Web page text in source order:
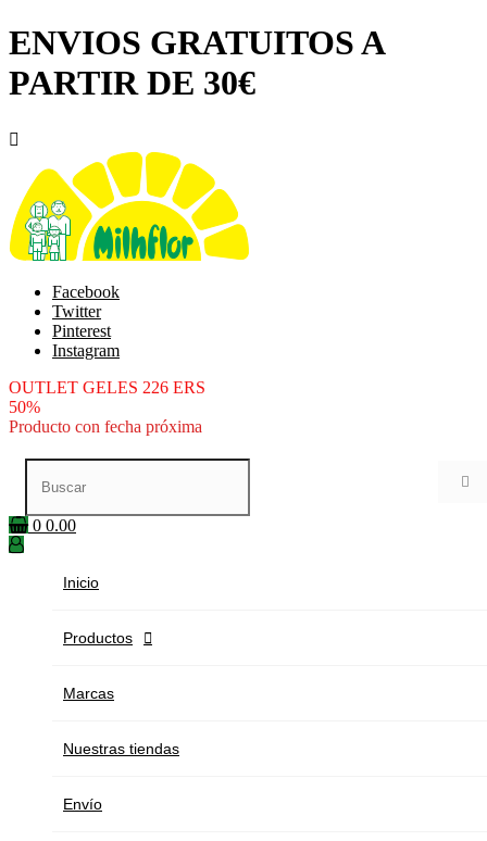
ENVIOS GRATUITOS A
PARTIR DE 30€

Facebook
Twitter
Pinterest
Instagram
OUTLET GELES 226 ERS
50%
Producto con fecha próxima

0 0.00
Inicio
Productos 
Marcas
Nuestras tiendas
Envío